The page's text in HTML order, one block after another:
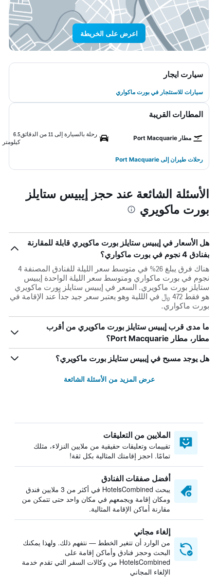
اعرض على الخريطة
سيارت ايجار
سيارات للاستئجار في بورت ماكواري
المطارات القريبة
مطار Port Macquarie
رحلة بالسيارة إلى 11 من الدقائق
6.5
كيلومتر
رحلات طيران إلى Port Macquarie
الأسئلة الشائعة عند حجز إيبيس ستايلز
بورت ماكويري
هل الأسعار في إيبيس ستايلز بورت ماكويري قابلة للمقارنة
بفنادق 4 نجوم في بورت ماكواري؟
هناك فرق يبلغ 26% في متوسط ​​سعر الليلة للفنادق المصنفة 4
نجوم في بورت ماكواري ومتوسط ​​سعر الليلة الواحدة إيبيس
ستايلز بورت ماكويري. السعر في إيبيس ستايلز بورت ماكويري
هو فقط 472 ﷼ في الللية وهو يعتبر سعر جيد جداً عند الإقامة في
بورت ماكواري.
ما مدى قرب إيبيس ستايلز بورت ماكويري من أقرب
مطار، مطار Port Macquarie؟
هل يوجد مسبح في إيبيس ستايلز بورت ماكويري؟
عرض المزيد من الأسئلة الشائعة
الملايين من التعليقات
تقييمات وتعليقات حقيقية من ملايين النزلاء، مثلك
تمامًا. احجز إقامتك المثالية بكل ثقة!
أفضل صفقات الفنادق
يبحث HotelsCombined في أكثر من 3 ملايين فندق
ومكان إقامة ويجمعهم في مكان واحد حتى تتمكن من
مقارنة أماكن الإقامة المثالية.
إلغاء مجاني
من الوارد أن تتغير الخطط — نتفهم ذلك. ولهذا يمكنك
البحث وحجز فنادق وأماكن إقامة على
HotelsCombined من وكالات السفر التي تقدم خدمة
الإلغاء المجاني